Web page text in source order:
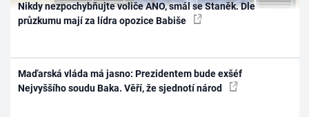
Nikdy nezpochybňujte voliče ANO, smál se Staněk. Dle
průzkumu mají za lídra opozice Babiše
Maďarská vláda má jasno: Prezidentem bude exšéf
Nejvyššího soudu Baka. Věří, že sjednotí národ